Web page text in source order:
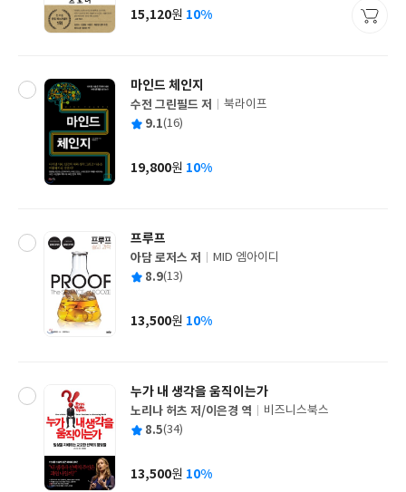
사
가
15,120원 10%
마인드 체인지
글
쓴
수전 그린필드 저
출
사
북라이프
평 9.1(16)
가
19,800원 10%
프루프
글
쓴
아담 로저스 저
출
사
MID 엠아이디
평 8.9(13)
가
13,500원 10%
누가 내 생각을 움직이는가
글
쓴
노리나 허츠 저/이은경 역
출
사
비즈니스북스
평 8.5(34)
가
13,500원 10%